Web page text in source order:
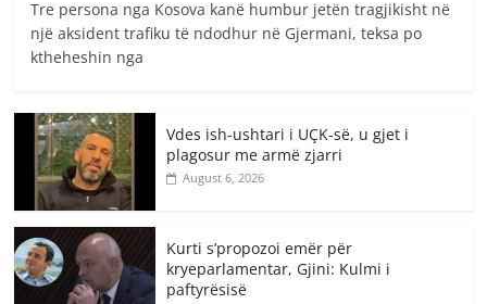
Tre persona nga Kosova kanë humbur jetën tragjikisht në
një aksident trafiku të ndodhur në Gjermani, teksa po
ktheheshin nga
Vdes ish-ushtari i UÇK-së, u gjet i
plagosur me armë zjarri
August 6, 2026
Kurti s’propozoi emër për
kryeparlamentar, Gjini: Kulmi i
paftyrësisë